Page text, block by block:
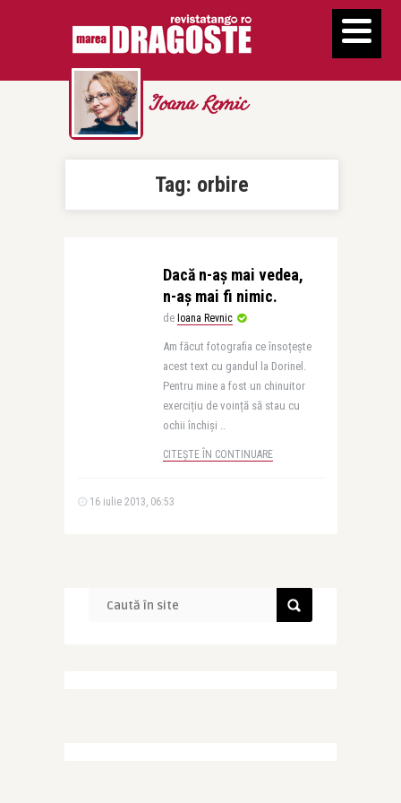
Ioana Revnic
Tag: orbire
Dacă n-aș mai vedea,
n-aș mai fi nimic.
de Ioana Revnic
Am făcut fotografia ce însoțește
acest text cu gandul la Dorinel.
Pentru mine a fost un chinuitor
exercițiu de voință să stau cu
ochii închiși ..
CITEȘTE ÎN CONTINUARE
16 iulie 2013, 06:53